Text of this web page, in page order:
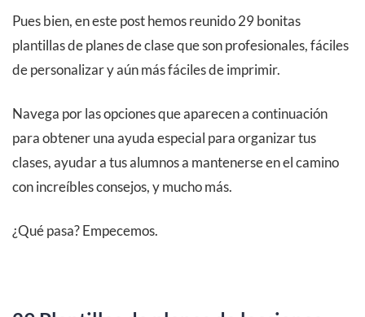
Pues bien, en este post hemos reunido 29 bonitas
plantillas de planes de clase que son profesionales, fáciles
de personalizar y aún más fáciles de imprimir.
Navega por las opciones que aparecen a continuación
para obtener una ayuda especial para organizar tus
clases, ayudar a tus alumnos a mantenerse en el camino
con increíbles consejos, y mucho más.
¿Qué pasa? Empecemos.